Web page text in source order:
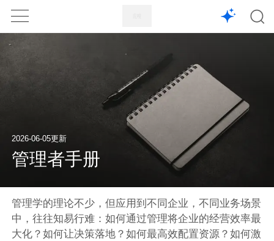
1X
2026-06-05更新
管理者手册
管理学的理论不少，但应用到不同企业，不同业务场景
中，往往知易行难：如何通过管理将企业的经营效率最
大化？如何让决策落地？如何最高效配置资源？如何激